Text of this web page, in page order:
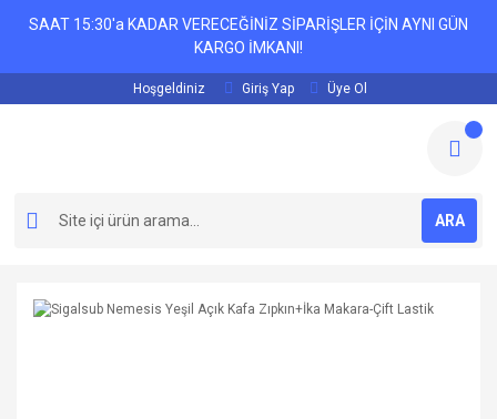
SAAT 15:30'a KADAR VERECEĞİNİZ SİPARİŞLER İÇİN AYNI GÜN
KARGO İMKANI!
Hoşgeldiniz Giriş Yap Üye Ol
ARA